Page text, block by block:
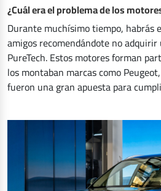
¿Cuál era el problema de los
Durante muchísimo tiempo, habrás
amigos recomendándote no
PureTech. Estos motores forman
los montaban marcas como
fueron una gran apuesta para